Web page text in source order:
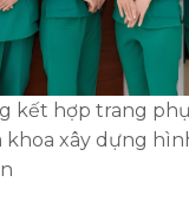
kết hợp trang
khoa xây dựng